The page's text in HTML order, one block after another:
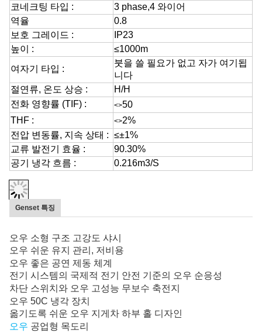
코네크팅 타입 :
3 phase,4 와이어
역율
0.8
보호 그레이드 :
IP23
높이 :
≤1000m
여자기 타입 :
붓을 쓸 필요가 없고 자가 여기됩
니다
절연류, 온도 상승 :
H/H
전화 영향률 (TIF) :
<>50
THF :
<>2%
전압 변동률, 지속 상태 : ≤±1%
교류 발전기 효율 :
90.30%
공기 냉각 흐름 :
0.216m3/S
Genset 특징
오우 소형 구조 고강도 샤시
오우 쉬운 유지 관리, 저비용
오우 좋은 공연 제동 체계
전기 시스템의 국제적 전기 안전 기준의 오우 순응성
차단 스위치와 오우 고성능 무보수 축전지
오우 50C 냉각 장치
옮기도록 쉬운 오우 지게차 하부 홀 디자인
오우 공업형 목도리